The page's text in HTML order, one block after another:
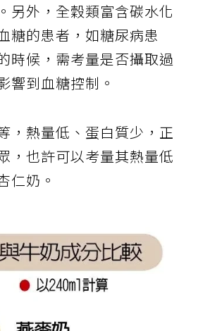
另外，全穀類富含碳水化
糖的患者，如糖尿病患
時候，需考量是否攝取過
響到血糖控制。
，熱量低、蛋白質少，正
，也許可以考量其熱量低
仁奶。